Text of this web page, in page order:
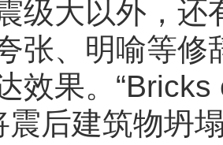
级大以外，还
张、明喻等修
效果。
震后建筑物坍